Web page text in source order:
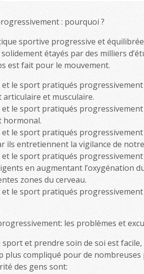
: pourquoi ?
sportive progressive et
étayés par des milliers
est fait pour le mouvement.
et le sport pratiqués
et musculaire.
et le sport pratiqués
hormonal.
et le sport pratiqués
ils entretiennent la vigilance de
et le sport pratiqués
en augmentant l’oxygénation
zones du cerveau.
et le sport pratiqués
les problèmes et
et prendre soin de soi est facile,
plus compliqué pour de
des gens sont: